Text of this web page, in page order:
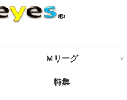
Ｍリーグ
特集